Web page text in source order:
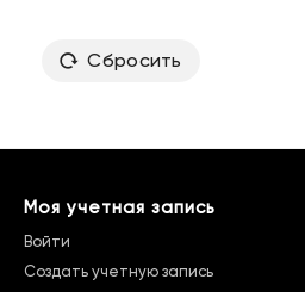
Сбросить
Моя учетная запись
Войти
Создать учетную запись